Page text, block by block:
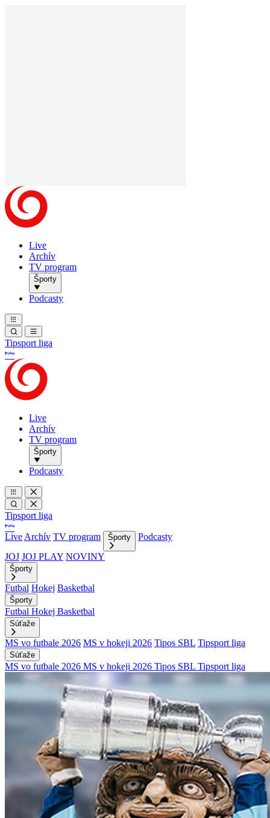
Live
Archív
TV program
Športy
Podcasty
Tipsport liga
Live
Archív
TV program
Športy
Podcasty
Tipsport liga
Live Archív TV program Športy
Podcasty
JOJ JOJ PLAY NOVINY
Športy
Futbal Hokej Basketbal
Športy
Futbal Hokej Basketbal
Súťaže
MS vo futbale 2026 MS v hokeji 2026 Tipos SBL Tipsport liga
Súťaže
MS vo futbale 2026 MS v hokeji 2026 Tipos SBL Tipsport liga